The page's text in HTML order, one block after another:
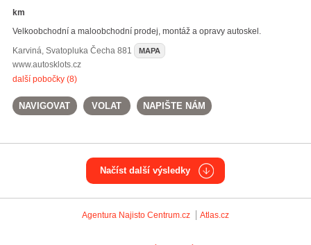
km
Velkoobchodní a maloobchodní prodej, montáž a opravy autoskel.
Karviná, Svatopluka Čecha 881 MAPA
www.autosklots.cz
další pobočky (8)
NAVIGOVAT VOLAT NAPIŠTE NÁM
Načíst další výsledky
Agentura Najisto Centrum.cz Atlas.cz